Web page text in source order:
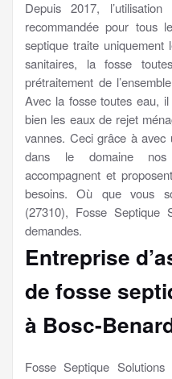
Depuis 2017,
recommandée pour tous
septique traite
sanitaires, la fosse
prétraitement de
Avec la fosse toutes eau,
bien les eaux de rejet
vannes. Ceci grâce à avec
dans le domaine nos
accompagnent et
besoins. Où que vous
(27310), Fosse Septique
demandes.
Entreprise
de fosse
à Bosc-
Fosse Septique